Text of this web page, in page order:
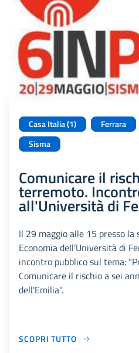
Casa Italia (1)
Ferrara
Sisma
Comunicare il
terremoto.
all'Università di
Il 29 maggio alle 15 presso
Economia dell’Università di
incontro pubblico sul tema:
Comunicare il rischio a sei
dell'Emilia".
SCOPRI TUTTO